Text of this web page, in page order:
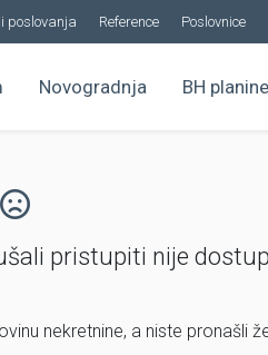
poslovanja Reference Poslovnice
Novogradnja BH planine
pristupiti nije
nekretnine, a niste pronašli